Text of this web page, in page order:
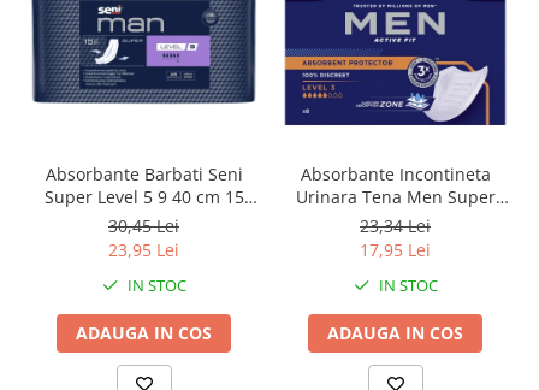
Absorbante Barbati Seni
Super Level 5 9 40 cm 15
Bucati
30,45 Lei
23,95 Lei
IN STOC
ADAUGA IN COS
Absorbante Incontineta
Urinara Tena Men Super
Level 3, 8 bucati
23,34 Lei
17,95 Lei
IN STOC
ADAUGA IN COS